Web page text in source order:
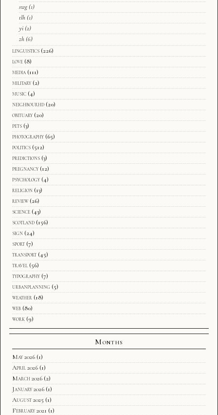
swg (1)
tlh (1)
yi (2)
zh (6)
linguistics (226)
love (8)
media (111)
military (2)
music (4)
neighbourhd (20)
obituary (20)
pets (3)
photography (65)
politics (512)
predictions (3)
pregnancy (12)
psychology (4)
religion (13)
review (26)
science (43)
scotland (156)
sign (24)
sport (7)
transport (45)
travel (56)
typography (7)
urbanplanning (5)
weather (18)
web (80)
work (9)
Months
May 2026 (1)
April 2026 (1)
March 2026 (2)
January 2026 (1)
August 2025 (1)
February 2021 (1)